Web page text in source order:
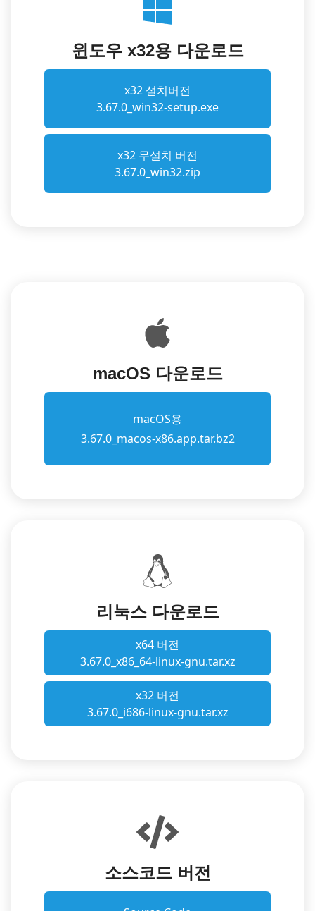
윈도우 x32용 다운로드
x32 설치버전
3.67.0_win32-setup.exe
x32 무설치 버전
3.67.0_win32.zip
macOS 다운로드
macOS용
3.67.0_macos-x86.app.tar.bz2
리눅스 다운로드
x64 버전
3.67.0_x86_64-linux-gnu.tar.xz
x32 버전
3.67.0_i686-linux-gnu.tar.xz
소스코드 버전